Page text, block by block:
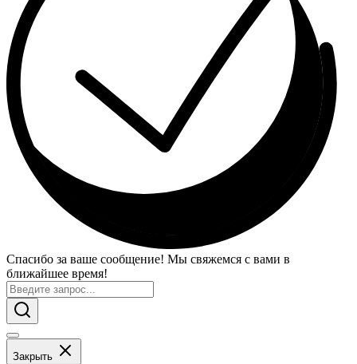
Спасибо за ваше сообщение! Мы свяжемся с вами в
ближайшее время!
Закрыть